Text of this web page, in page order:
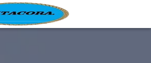
Culturales - Mapa Naval CABA